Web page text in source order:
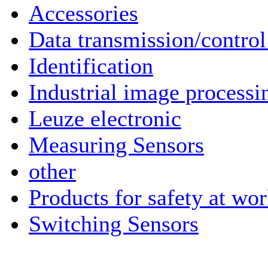
Accessories
Data transmission/
Identification
Industrial image
Leuze electronic
Measuring Sensors
other
Products for safety at
Switching Sensors